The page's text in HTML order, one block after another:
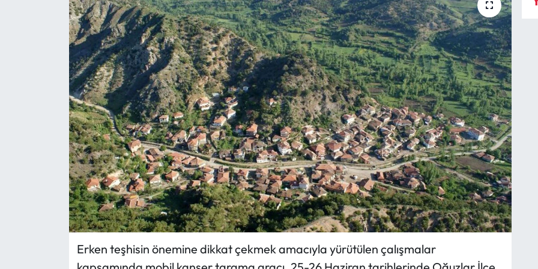
Erken teşhisin önemine dikkat çekmek amacıyla yürütülen çalışmalar
Ekonomi
İskilip Haberleri
Kargı Haberleri
Kimdir?
Kültür Sanat
Laçin Haberleri